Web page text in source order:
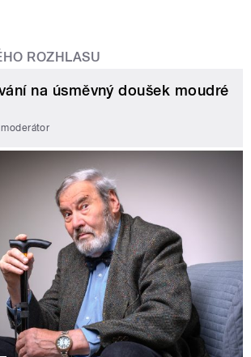
ROZHLASU
na úsměvný doušek moudré